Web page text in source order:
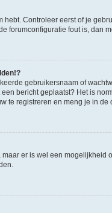
Controleer eerst of je
forumconfiguratie fout is, dan
gebruikersnaam of
bericht geplaatst? Het is
te registreren en meng je in de
er is wel een